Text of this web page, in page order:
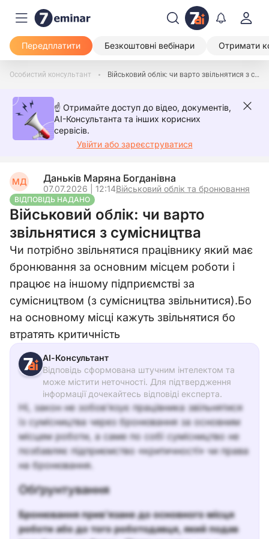
Передплатити Безкоштовні вебінари Отримати
Особистий консультант Військовий облік: чи варто звільнятися з сумісництва
☝️ Отримайте доступ до відео, документів,
AI-Консультанта та інших корисних
сервісів.
Увійти або зареєструватися
МД Даньків Маряна Богданівна
07.07.2026 | 12:14Військовий облік та бронювання
ВІДПОВІДЬ НАДАНО
Військовий облік: чи варто
звільнятися з сумісництва
Чи потрібно звільнятися працівнику який має
бронювання за основним місцем роботи і
працює на іншому підприємстві за
сумісництвом (з сумісництва звільнитися).Бо
на основному місці кажуть звільнятися бо
втратять критичність
АІ-Консультант
Відповідь сформована штучним інтелектом та
може містити неточності. Для підтвердження
інформації дочекайтесь відповіді експерта.
Ні, закон не зобов’язує працівника звільнятися
із сумісництва через бронювання за основним
місцем роботи, а саме по собі сумісництво не
позбавляє підприємство «критичності» чи права
на бронювання.
Обґрунтування
Бронювання прив’язане до основного місця
роботи або до того роботодавця, який подав